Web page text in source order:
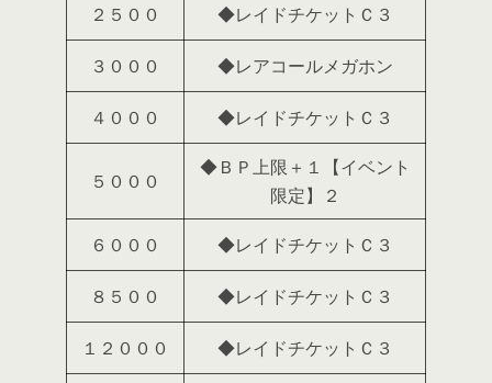
２５００ ◆レイドチケットＣ３
３０００ ◆レアコールメガホン
４０００ ◆レイドチケットＣ３
５０００
◆ＢＰ上限＋１【イベント
限定】２
６０００ ◆レイドチケットＣ３
８５００ ◆レイドチケットＣ３
１２０００ ◆レイドチケットＣ３